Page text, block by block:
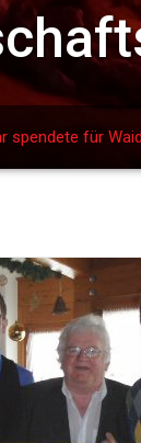
spendete für